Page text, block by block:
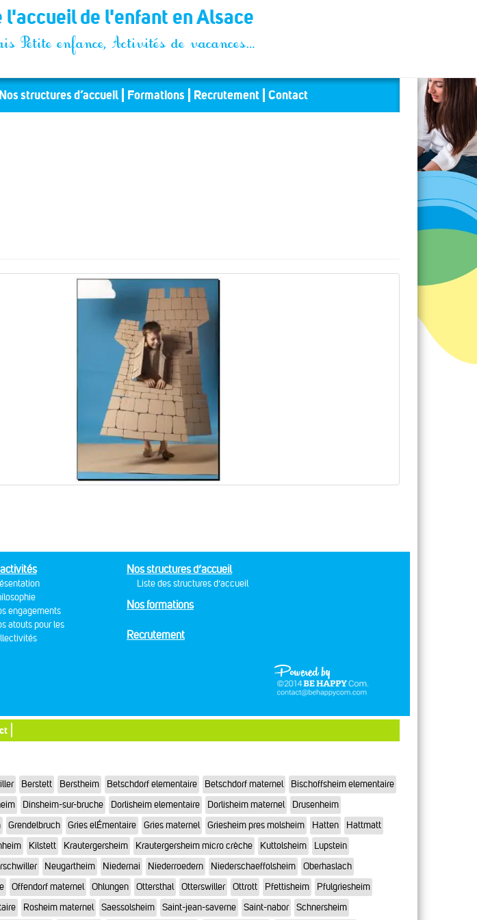
de l'enfant en Alsace
Petite enfance, Activités de vacances…
Nos structures d’accueil Formations Recrutement Contact
engagements
atouts pour les
Nos structures d’accueil
Liste des structures d’accueil
Nos formations
Recrutement
Berstett Berstheim Betschdorf elementaire Betschdorf maternel
Bischoffsheim elementaire
Dinsheim-sur-bruche Dorlisheim elementaire Dorlisheim maternel
Drusenheim
Grendelbruch Gries elÉmentaire Gries maternel Griesheim pres molsheim Hatten
Hattmatt
Kilstett Krautergersheim Krautergersheim micro crèche Kuttolsheim
Lupstein
Neugartheim Niedernai Niederroedern Niederschaeffolsheim
Oberhaslach
Offendorf maternel Ohlungen Ottersthal Otterswiller Ottrott Pfettisheim
Pfulgriesheim
Rosheim maternel Saessolsheim Saint-jean-saverne Saint-nabor Schnersheim